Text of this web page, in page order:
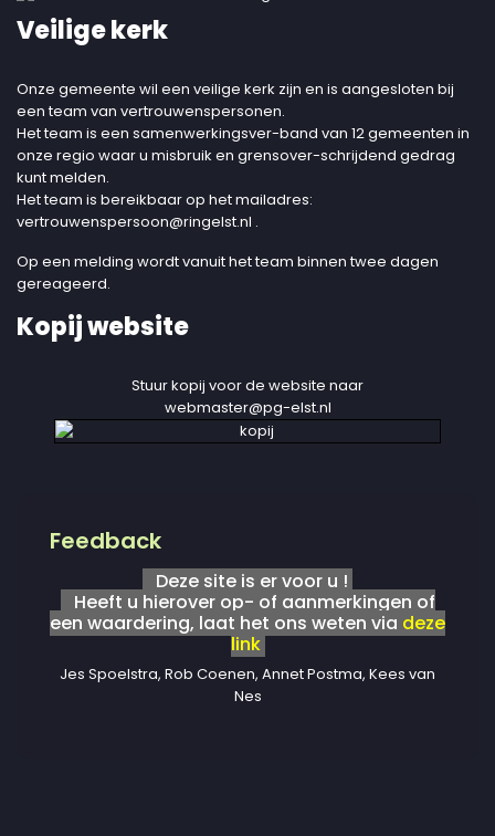
Veilige kerk
Onze gemeente wil een veilige kerk zijn en is aangesloten bij
een team van vertrouwenspersonen.
Het team is een samenwerkingsver-band van 12 gemeenten in
onze regio waar u misbruik en grensover-schrijdend gedrag
kunt melden.
Het team is bereikbaar op het mailadres:
vertrouwenspersoon@ringelst.nl .
Op een melding wordt vanuit het team binnen twee dagen
gereageerd.
Kopij website
Stuur kopij voor de website naar
webmaster@pg-elst.nl
Feedback
Deze site is er voor u !
Heeft u hierover op- of aanmerkingen of
een waardering, laat het ons weten via deze
link
Jes Spoelstra, Rob Coenen, Annet Postma, Kees van
Nes